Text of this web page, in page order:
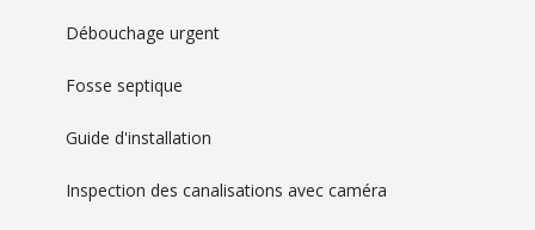
Débouchage urgent
Fosse septique
Guide d'installation
Inspection des canalisations avec caméra